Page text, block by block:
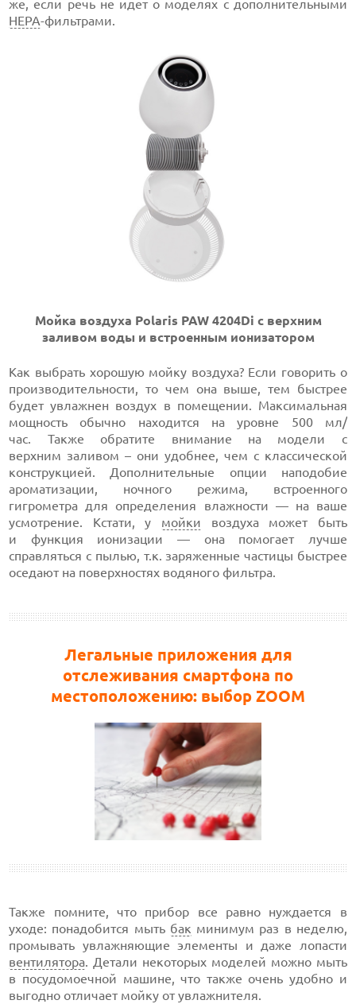
же, если речь не идет о моделях с дополнительными
НЕРА-фильтрами.
Мойка воздуха Polaris PAW 4204Di с верхним
заливом воды и встроенным ионизатором
Как выбрать хорошую мойку воздуха? Если говорить о
производительности, то чем она выше, тем быстрее
будет увлажнен воздух в помещении. Максимальная
мощность обычно находится на уровне 500 мл/
час. Также обратите внимание на модели с
верхним заливом – они удобнее, чем с классической
конструкцией. Дополнительные опции наподобие
ароматизации, ночного режима, встроенного
гигрометра для определения влажности — на ваше
усмотрение. Кстати, у мойки воздуха может быть
и функция ионизации — она помогает лучше
справляться с пылью, т.к. заряженные частицы быстрее
оседают на поверхностях водяного фильтра.
Легальные приложения для
отслеживания смартфона по
местоположению: выбор ZOOM
Также помните, что прибор все равно нуждается в
уходе: понадобится мыть бак минимум раз в неделю,
промывать увлажняющие элементы и даже лопасти
вентилятора. Детали некоторых моделей можно мыть
в посудомоечной машине, что также очень удобно и
выгодно отличает мойку от увлажнителя.